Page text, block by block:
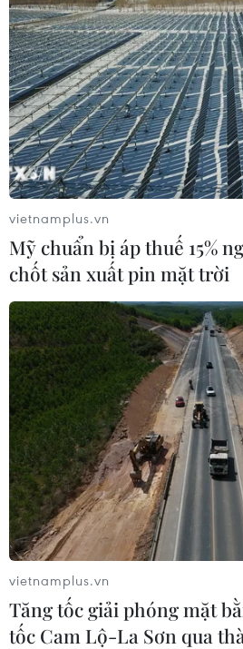
vietnamplus.vn
Mỹ chuẩn bị áp thuế 15%
chốt sản xuất pin mặt trời
vietnamplus.vn
Tăng tốc giải phóng mặt
tốc Cam Lộ-La Sơn qua